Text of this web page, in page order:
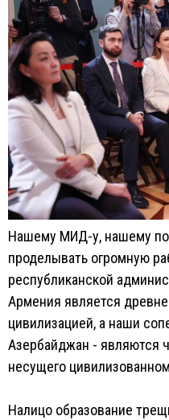
Нашему МИД-у, нашему
проделывать огромную
республиканской
Армения является
цивилизацией, а наши
Азербайджан - являются
несущего
Налицо образование